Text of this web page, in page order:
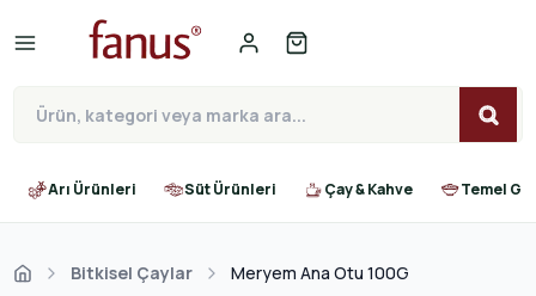
Arı Ürünleri Süt Ürünleri Çay & Kahve Temel
Bitkisel Çaylar Meryem Ana Otu 100G